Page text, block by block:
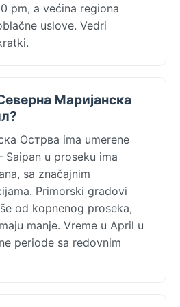
pm, a većina regiona
uslove. Vedri
Маријанска
Острва ima umerene
u proseku ima
sa značajnim
Primorski gradovi
od kopnenog proseka,
manje. Vreme u April u
periode sa redovnim